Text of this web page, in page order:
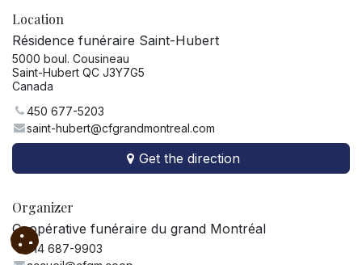
Location
Résidence funéraire Saint-Hubert
5000 boul. Cousineau
Saint-Hubert QC J3Y7G5
Canada
450 677-5203
saint-hubert@cfgrandmontreal.com
Get the direction
Organizer
Coopérative funéraire du grand Montréal
514 687-9903